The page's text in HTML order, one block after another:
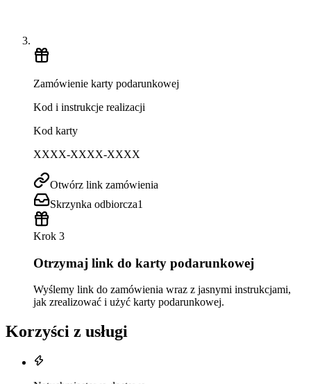
Zamówienie karty podarunkowej
Kod i instrukcje realizacji
Kod karty
XXXX-XXXX-XXXX
Otwórz link zamówienia
Skrzynka odbiorcza1
Krok 3
Otrzymaj link do karty podarunkowej
Wyślemy link do zamówienia wraz z jasnymi instrukcjami,
jak zrealizować i użyć karty podarunkowej.
Korzyści z usługi